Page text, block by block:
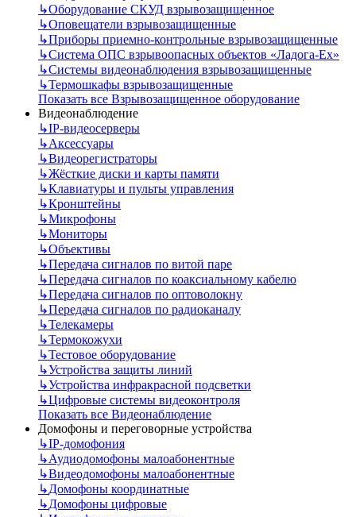
↳Оборудование СКУД взрывозащищенное
↳Оповещатели взрывозащищенные
↳Приборы приемно-контрольные взрывозащищенные
↳Система ОПС взрывоопасных объектов «Ладога-Ex»
↳Системы видеонаблюдения взрывозащищенные
↳Термошкафы взрывозащищенные
Показать все Взрывозащищенное оборудование
Видеонаблюдение
↳IP-видеосерверы
↳Аксессуары
↳Видеорегистраторы
↳Жёсткие диски и карты памяти
↳Клавиатуры и пульты управления
↳Кронштейны
↳Микрофоны
↳Мониторы
↳Объективы
↳Передача сигналов по витой паре
↳Передача сигналов по коаксиальному кабелю
↳Передача сигналов по оптоволокну
↳Передача сигналов по радиоканалу
↳Телекамеры
↳Термокожухи
↳Тестовое оборудование
↳Устройства защиты линий
↳Устройства инфракрасной подсветки
↳Цифровые системы видеоконтроля
Показать все Видеонаблюдение
Домофоны и переговорные устройства
↳IP-домофония
↳Аудиодомофоны малоабонентные
↳Видеодомофоны малоабонентные
↳Домофоны координатные
↳Домофоны цифровые